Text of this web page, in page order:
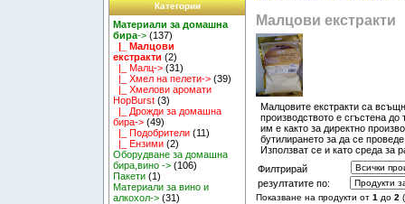
Категории
Материали за домашна
бира-> (137)
|_ Малцови
екстракти (2)
|_ Малц-> (31)
|_ Хмел на пелети-> (39)
|_ Хмелови аромати
HopBurst (3)
|_ Дрожди за домашна
бира-> (49)
|_ Подобрители (11)
|_ Ензими (2)
Оборудване за домашна
бира,вино -> (106)
Пакети (1)
Материали за вино и
алкохол-> (31)
Малцови екстракти
Малцовите екстракти са
производството е сгъстена
им е както за директно
бутилирането за да се
Използват се и като среда за
Филтрирай
резултатите по:
Показване на продукти от 1 до 2